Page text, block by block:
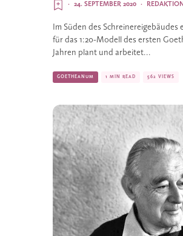
REDAKTION
·
24. SEPTEMBER 2020
·
Im Süden des Schreinereigebäudes
für das 1:20-Modell des ersten
Jahren plant und arbeitet...
GOETHEANUM 1 MIN READ 562 VIEWS